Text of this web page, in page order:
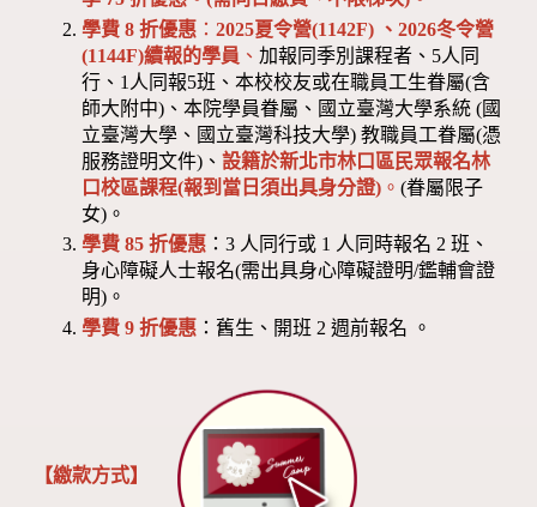
學費 8 折優惠 ：2025夏令營(1142F) 、2026冬令營
(1144F)續報的學員 、加報同季別課程者、5人同
行、1人同報5班、本校校友或在職員工生眷屬(含
師大附中)、本院學員眷屬、國立臺灣大學系統 (國
立臺灣大學、國立臺灣科技大學) 教職員工眷屬(憑
服務證明文件)、設籍於新北市林口區民眾報名林
口校區課程(報到當日須出具身分證) 。(眷屬限子
女)。
學費 85 折優惠 ：3 人同行或 1 人同時報名 2 班、
身心障礙人士報名(需出具身心障礙證明/鑑輔會證
明)。
學費 9 折優惠 ：舊生、開班 2 週前報名 。
【繳款方式】